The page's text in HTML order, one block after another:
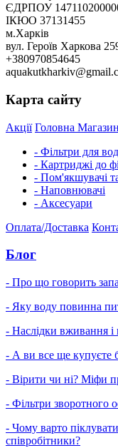
ЄДРПОУ
ІКЮО 37131455
м.Харків
вул. Героїв Харкова
+380970854645
Карта сайту
Акції Головна Магазин
- Фільтри для
- Картриджі до
- Пом'якшувачі
- Наповнювачі
- Аксесуари
Оплата/Доставка
Блог
- Про що говорить
- Яку воду повинна
- Наслідки вживання і
- А ви все ще купуєте
- Вірити чи ні? Міфи
- Фільтри зворотного
- Чому варто
співробітники?